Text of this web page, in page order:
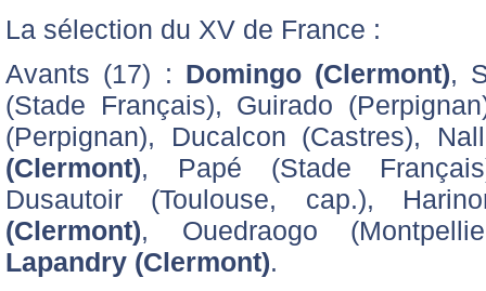
La sélection du XV de France :
Avants (17) : Domingo (Clermont),
(Stade Français), Guirado
(Perpignan), Ducalcon (Castres),
(Clermont), Papé (Stade
Dusautoir (Toulouse, cap.),
(Clermont), Ouedraogo
Lapandry (Clermont).